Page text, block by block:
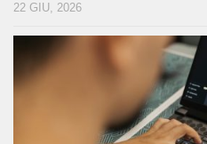
22 GIU, 2026